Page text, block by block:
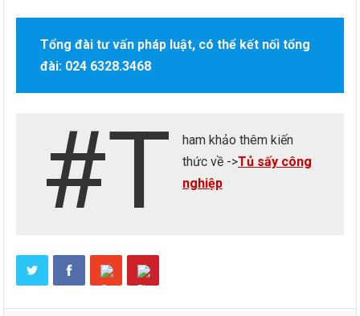
Tổng đài tư vấn pháp luật, có thể kết nối tổng
đài: 024 6328.3468
#T
ham khảo thêm kiến
thức về ->Tủ sấy công
nghiệp